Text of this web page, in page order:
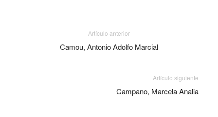
Artículo anterior
Camou, Antonio Adolfo Marcial
Artículo siguiente
Campano, Marcela Analia